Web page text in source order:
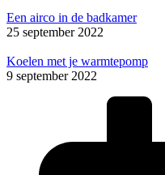
Een airco in de badkamer
25 september 2022
Koelen met je warmtepomp
9 september 2022